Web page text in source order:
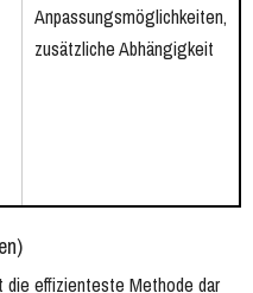
Anpassungsmöglichkeiten,
zusätzliche Abhängigkeit
effizienteste Methode dar